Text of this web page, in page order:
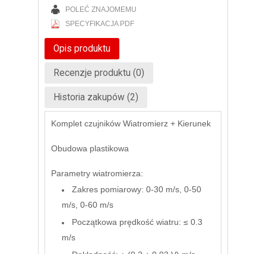
POLEĆ ZNAJOMEMU
SPECYFIKACJA PDF
Opis produktu
Recenzje produktu (0)
Historia zakupów (2)
Komplet czujników Wiatromierz + Kierunek
Obudowa plastikowa
Parametry wiatromierza:
Zakres pomiarowy: 0-30 m/s, 0-50
m/s, 0-60 m/s
Początkowa prędkość wiatru: ≤ 0.3
m/s